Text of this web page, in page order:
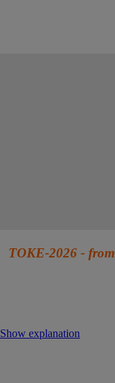
TOKE-2026 -
Show explanation